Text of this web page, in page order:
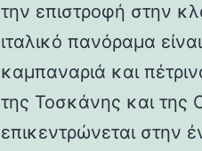
την επιστροφή στην
ιταλικό πανόραμα
καμπαναριά και
της Τοσκάνης και της
επικεντρώνεται στην